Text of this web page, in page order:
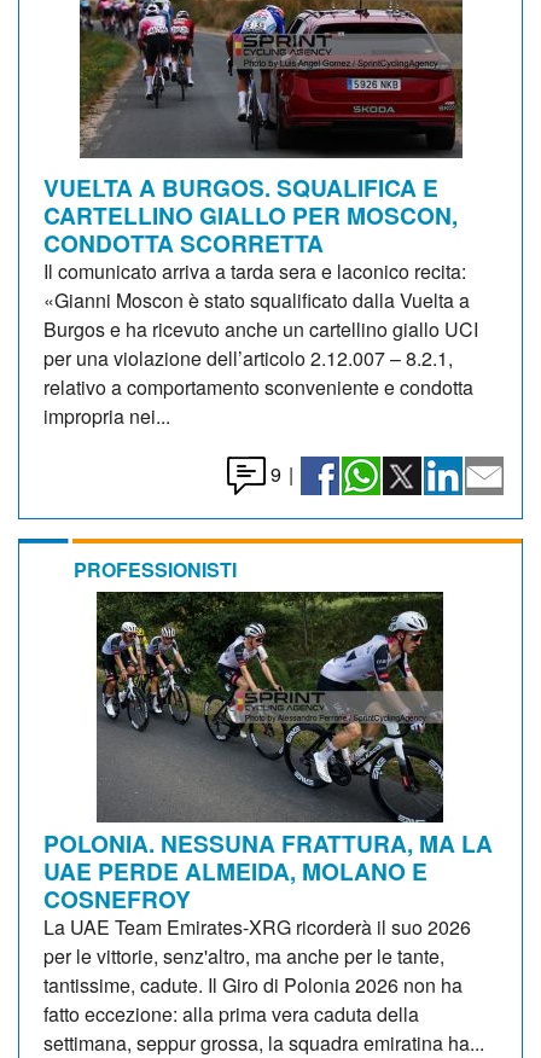
VUELTA A BURGOS. SQUALIFICA E
CARTELLINO GIALLO PER MOSCON,
CONDOTTA SCORRETTA
Il comunicato arriva a tarda sera e laconico recita:
«Gianni Moscon è stato squalificato dalla Vuelta a
Burgos e ha ricevuto anche un cartellino giallo UCI
per una violazione dell’articolo 2.12.007 – 8.2.1,
relativo a comportamento sconveniente e condotta
impropria nei...
9 |
PROFESSIONISTI
POLONIA. NESSUNA FRATTURA, MA LA
UAE PERDE ALMEIDA, MOLANO E
COSNEFROY
La UAE Team Emirates-XRG ricorderà il suo 2026
per le vittorie, senz'altro, ma anche per le tante,
tantissime, cadute. Il Giro di Polonia 2026 non ha
fatto eccezione: alla prima vera caduta della
settimana, seppur grossa, la squadra emiratina ha...